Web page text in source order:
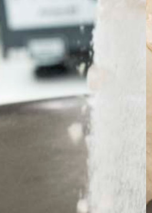
SITE WEB
LA PLAQUETTE